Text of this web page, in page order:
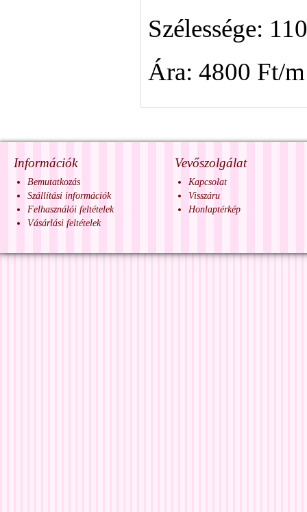
Szélessége:
Ára: 4800 Ft/m
Információk
Bemutatkozás
Szállítási információk
Felhasználói feltételek
Vásárlási feltételek
Vevőszolgálat
Kapcsolat
Visszáru
Honlaptérkép